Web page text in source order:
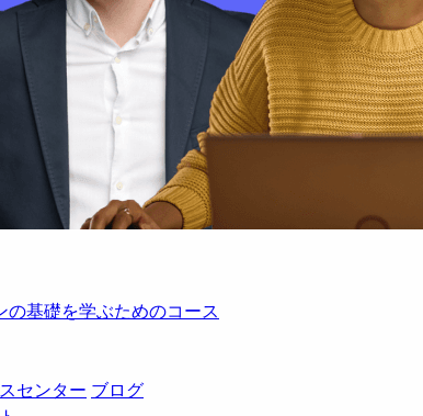
基礎を学ぶためのコース
センター ブログ